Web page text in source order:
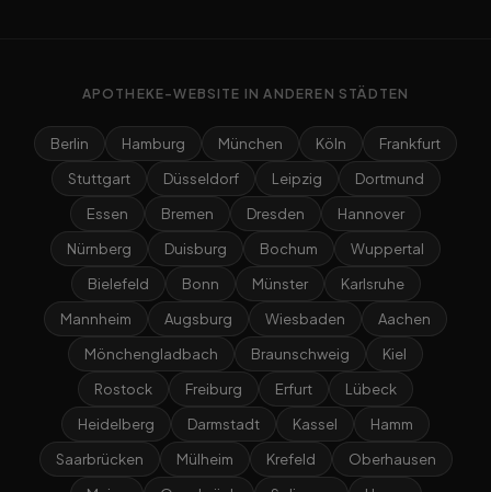
APOTHEKE-WEBSITE IN ANDEREN STÄDTEN
Berlin Hamburg München Köln
Frankfurt
Stuttgart
Düsseldorf Leipzig
Dortmund
Essen
Bremen Dresden
Hannover
Nürnberg
Duisburg Bochum
Wuppertal
Bielefeld
Bonn Münster
Karlsruhe
Mannheim
Augsburg Wiesbaden
Aachen
Mönchengladbach
Braunschweig
Kiel
Rostock
Freiburg Erfurt
Lübeck
Heidelberg
Darmstadt Kassel
Hamm
Saarbrücken
Mülheim Krefeld
Oberhausen